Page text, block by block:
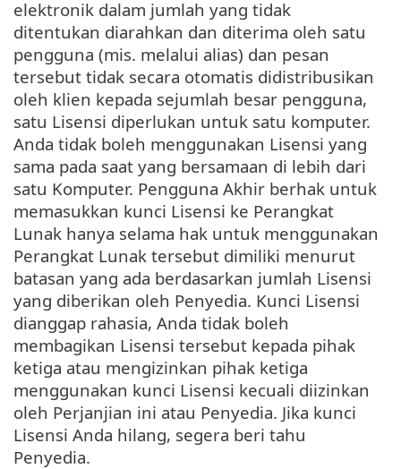
elektronik dalam jumlah yang tidak
ditentukan diarahkan dan diterima oleh satu
pengguna (mis. melalui alias) dan pesan
tersebut tidak secara otomatis didistribusikan
oleh klien kepada sejumlah besar pengguna,
satu Lisensi diperlukan untuk satu komputer.
Anda tidak boleh menggunakan Lisensi yang
sama pada saat yang bersamaan di lebih dari
satu Komputer. Pengguna Akhir berhak untuk
memasukkan kunci Lisensi ke Perangkat
Lunak hanya selama hak untuk menggunakan
Perangkat Lunak tersebut dimiliki menurut
batasan yang ada berdasarkan jumlah Lisensi
yang diberikan oleh Penyedia. Kunci Lisensi
dianggap rahasia, Anda tidak boleh
membagikan Lisensi tersebut kepada pihak
ketiga atau mengizinkan pihak ketiga
menggunakan kunci Lisensi kecuali diizinkan
oleh Perjanjian ini atau Penyedia. Jika kunci
Lisensi Anda hilang, segera beri tahu
Penyedia.